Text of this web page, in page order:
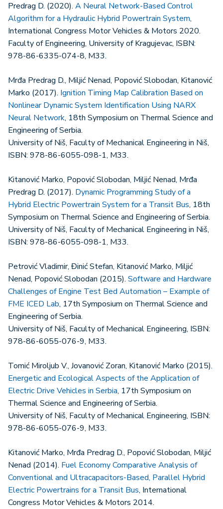
Predrag D. (2020). A Neural Network-Based Control
Algorithm for a Hydraulic Hybrid Powertrain System,
International Congress Motor Vehicles & Motors 2020.
Faculty of Engineering, University of Kragujevac, ISBN:
978-86-6335-074-8, M33.
Mrđa Predrag D., Miljić Nenad, Popović Slobodan, Kitanović
Marko (2017). Ignition Timing Map Calibration Based on
Nonlinear Dynamic System Identification Using NARX
Neural Network, 18th Symposium on Thermal Science and
Engineering of Serbia.
University of Niš, Faculty of Mechanical Engineering in Niš,
ISBN: 978-86-6055-098-1, M33.
Kitanović Marko, Popović Slobodan, Miljić Nenad, Mrđa
Predrag D. (2017). Dynamic Programming Study of a
Hybrid Electric Powertrain System for a Transit Bus, 18th
Symposium on Thermal Science and Engineering of Serbia.
University of Niš, Faculty of Mechanical Engineering in Niš,
ISBN: 978-86-6055-098-1, M33.
Petrović Vladimir, Đinić Stefan, Kitanović Marko, Miljić
Nenad, Popović Slobodan (2015). Software and Hardware
Challenges of Engine Test Bed Automation – Example of
FME ICED Lab, 17th Symposium on Thermal Science and
Engineering of Serbia.
University of Niš, Faculty of Mechanical Engineering, ISBN:
978-86-6055-076-9, M33.
Tomić Miroljub V., Jovanović Zoran, Kitanović Marko (2015).
Energetic and Ecological Aspects of the Application of
Electric Drive Vehicles in Serbia, 17th Symposium on
Thermal Science and Engineering of Serbia.
University of Niš, Faculty of Mechanical Engineering, ISBN:
978-86-6055-076-9, M33.
Kitanović Marko, Mrđa Predrag D., Popović Slobodan, Miljić
Nenad (2014). Fuel Economy Comparative Analysis of
Conventional and Ultracapacitors-Based, Parallel Hybrid
Electric Powertrains for a Transit Bus, International
Congress Motor Vehicles & Motors 2014.